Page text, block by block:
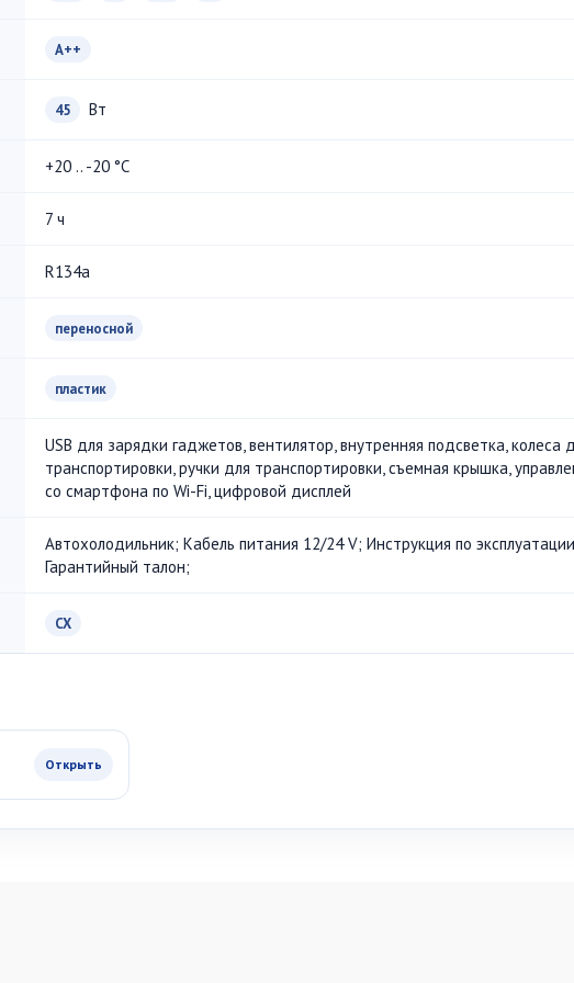
A++
45 Вт
+20 .. -20 °С
7 ч
R134a
переносной
пластик
USB для зарядки гаджетов, вентилятор, внутренняя подсветка, колеса
транспортировки, ручки для транспортировки, съемная крышка,
со смартфона по Wi-Fi, цифровой дисплей
Автохолодильник; Кабель питания 12/24 V; Инструкция по
Гарантийный талон;
CX
Открыть